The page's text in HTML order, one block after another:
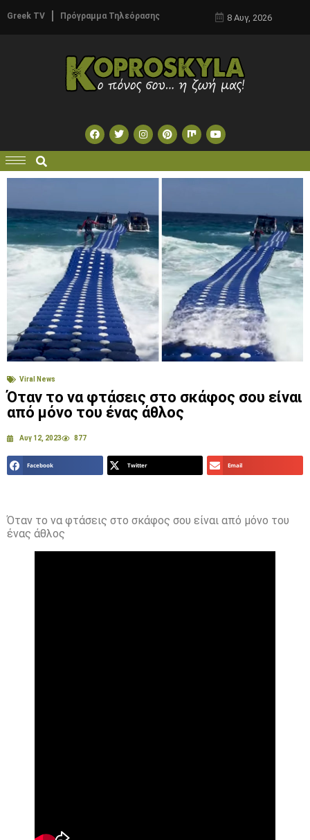
Greek TV Πρόγραμμα Τηλεόρασης 8 Αυγ, 2026
Viral News
Όταν το να φτάσεις στο σκάφος σου είναι
από μόνο του ένας άθλος
Αυγ 12, 2023 877
Facebook Twitter Email
Όταν το να φτάσεις στο σκάφος σου είναι από μόνο του
ένας άθλος